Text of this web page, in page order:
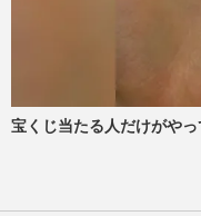
宝くじ当たる人だけがや